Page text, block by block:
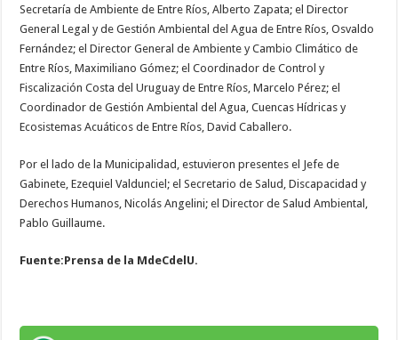
Secretaría de Ambiente de Entre Ríos, Alberto Zapata; el Director
General Legal y de Gestión Ambiental del Agua de Entre Ríos, Osvaldo
Fernández; el Director General de Ambiente y Cambio Climático de
Entre Ríos, Maximiliano Gómez; el Coordinador de Control y
Fiscalización Costa del Uruguay de Entre Ríos, Marcelo Pérez; el
Coordinador de Gestión Ambiental del Agua, Cuencas Hídricas y
Ecosistemas Acuáticos de Entre Ríos, David Caballero.
Por el lado de la Municipalidad, estuvieron presentes el Jefe de
Gabinete, Ezequiel Valdunciel; el Secretario de Salud, Discapacidad y
Derechos Humanos, Nicolás Angelini; el Director de Salud Ambiental,
Pablo Guillaume.
Fuente:Prensa de la MdeCdelU.